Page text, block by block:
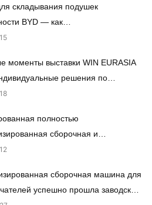
складывания подушек
BYD — как
производство
15
моменты выставки WIN EURASIA
решения по
для электроники,
18
полностью
сборочная и
линия для нестандартных
12
сборочная машина для
успешно прошла заводские